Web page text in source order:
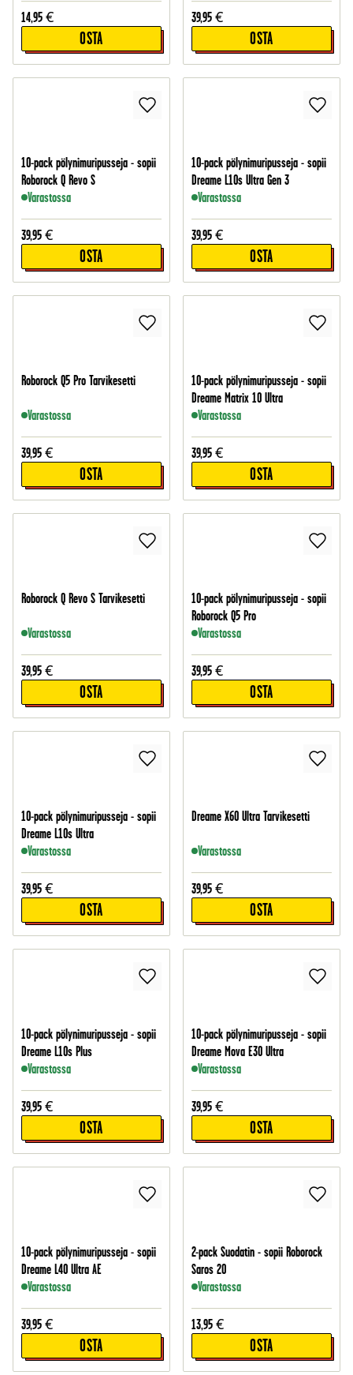
14,95 €
OSTA
39,95 €
OSTA
10-pack pölynimuripusseja - sopii
Roborock Q Revo S
Varastossa
39,95 €
OSTA
10-pack pölynimuripusseja - sopii
Dreame L10s Ultra Gen 3
Varastossa
39,95 €
OSTA
Roborock Q5 Pro Tarvikesetti
Varastossa
39,95 €
OSTA
10-pack pölynimuripusseja - sopii
Dreame Matrix 10 Ultra
Varastossa
39,95 €
OSTA
Roborock Q Revo S Tarvikesetti
Varastossa
39,95 €
OSTA
10-pack pölynimuripusseja - sopii
Roborock Q5 Pro
Varastossa
39,95 €
OSTA
10-pack pölynimuripusseja - sopii
Dreame L10s Ultra
Varastossa
39,95 €
OSTA
Dreame X60 Ultra Tarvikesetti
Varastossa
39,95 €
OSTA
10-pack pölynimuripusseja - sopii
Dreame L10s Plus
Varastossa
39,95 €
OSTA
10-pack pölynimuripusseja - sopii
Dreame Mova E30 Ultra
Varastossa
39,95 €
OSTA
10-pack pölynimuripusseja - sopii
Dreame L40 Ultra AE
Varastossa
39,95 €
OSTA
2-pack Suodatin - sopii Roborock
Saros 20
Varastossa
13,95 €
OSTA